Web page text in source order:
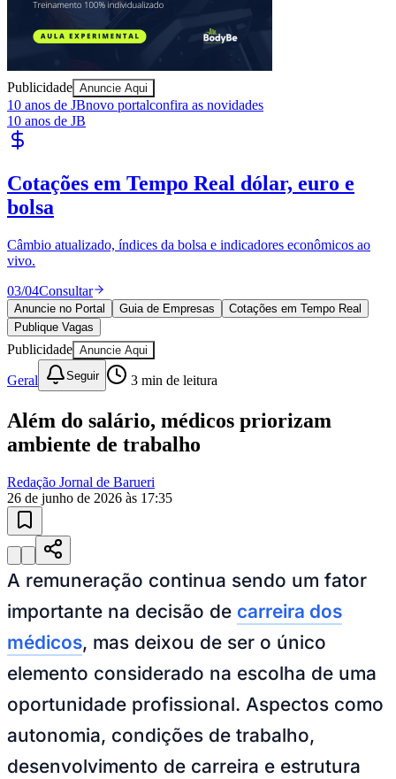
Juventude
Publicidade Anuncie Aqui
10 anos de JBnovo portalconfira as novidades
10 anos de JB
Cotações em Tempo Real dólar, euro e
bolsa
Câmbio atualizado, índices da bolsa e indicadores econômicos ao
vivo.
03/04Consultar
Anuncie no Portal Guia de Empresas
Cotações em Tempo Real
Publique Vagas
Publicidade Anuncie Aqui
Geral Seguir 3 min de leitura
Além do salário, médicos priorizam
ambiente de trabalho
Redação Jornal de Barueri
26 de junho de 2026 às 17:35
A remuneração continua sendo um fator
importante na decisão de carreira dos
médicos, mas deixou de ser o único
elemento considerado na escolha de uma
oportunidade profissional. Aspectos como
autonomia, condições de trabalho,
desenvolvimento de carreira e estrutura